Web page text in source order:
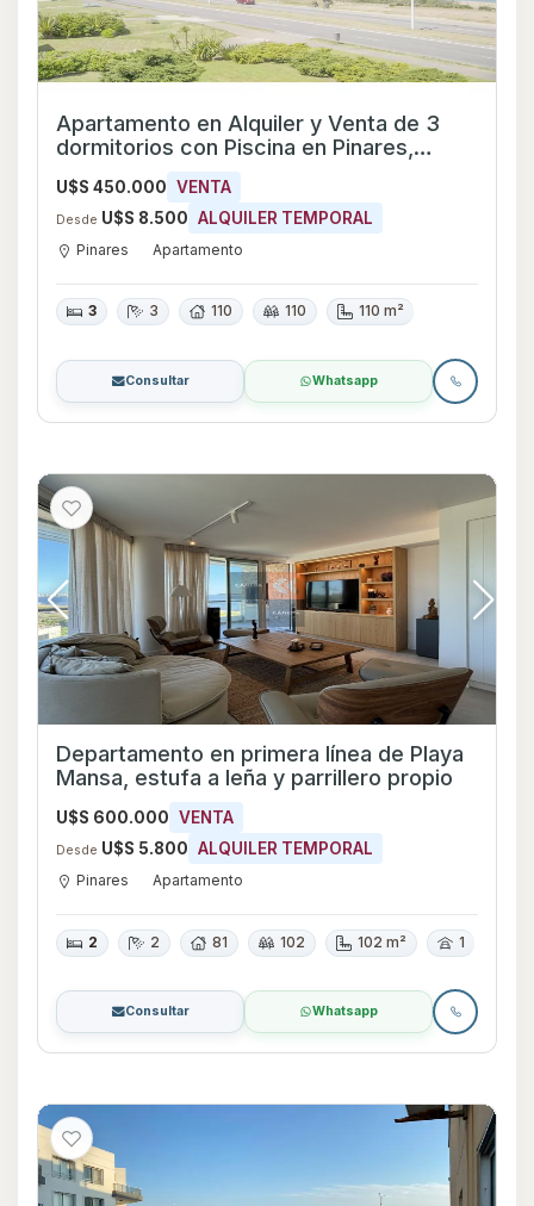
Apartamento en Alquiler y Venta de 3
dormitorios con Piscina en Pinares,
Maldonado
U$S 450.000 VENTA
Desde U$S 8.500 ALQUILER TEMPORAL
Pinares Apartamento
3 3 110 110 110 m²
Consultar Whatsapp
Departamento en primera línea de Playa
Mansa, estufa a leña y parrillero propio
U$S 600.000 VENTA
Desde U$S 5.800 ALQUILER TEMPORAL
Pinares Apartamento
2 2 81 102 102 m² 1
Consultar Whatsapp